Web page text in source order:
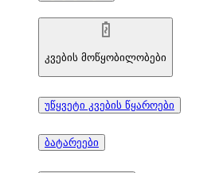
კვების მოწყობილობები
უწყვეტი კვების წყაროები
ბატარეები